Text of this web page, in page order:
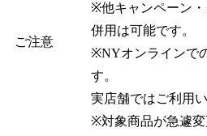
ご注意
※他キャンペーン
併用は可能です。
※NYオンラインで
す。
実店舗ではご利用
※対象商品が急遽